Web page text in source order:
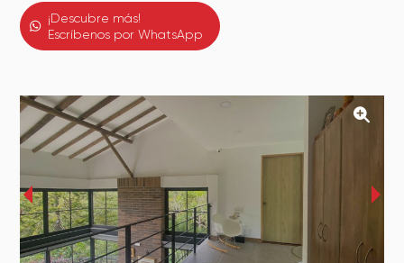
¡Descubre más!
Escríbenos por WhatsApp
‹ ›